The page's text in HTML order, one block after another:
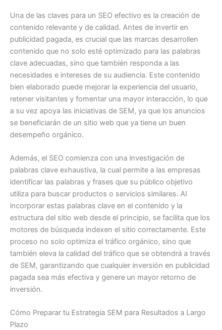
Una de las claves para un SEO efectivo es la creación de
contenido relevante y de calidad. Antes de invertir en
publicidad pagada, es crucial que las marcas desarrollen
contenido que no solo esté optimizado para las palabras
clave adecuadas, sino que también responda a las
necesidades e intereses de su audiencia. Este contenido
bien elaborado puede mejorar la experiencia del usuario,
retener visitantes y fomentar una mayor interacción, lo que
a su vez apoya las iniciativas de SEM, ya que los anuncios
se beneficiarán de un sitio web que ya tiene un buen
desempeño orgánico.
Además, el SEO comienza con una investigación de
palabras clave exhaustiva, la cual permite a las empresas
identificar las palabras y frases que su público objetivo
utiliza para buscar productos o servicios similares. Al
incorporar estas palabras clave en el contenido y la
estructura del sitio web desde el principio, se facilita que los
motores de búsqueda indexen el sitio correctamente. Este
proceso no solo optimiza el tráfico orgánico, sino que
también eleva la calidad del tráfico que se obtendrá a través
de SEM, garantizando que cualquier inversión en publicidad
pagada sea más efectiva y genere un mayor retorno de
inversión.
Cómo Preparar tu Estrategia SEM para Resultados a Largo
Plazo